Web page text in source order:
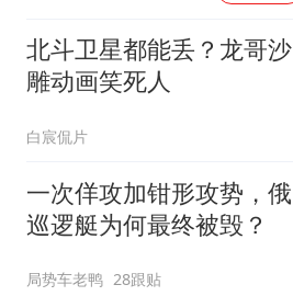
北斗卫星都能丢？龙哥沙
雕动画笑死人
白宸侃片
一次佯攻加钳形攻势，俄
巡逻艇为何最终被毁？
局势车老鸭 28跟贴